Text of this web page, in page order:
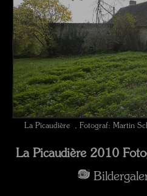
La Picaudière , Fotograf: Martin
La Picaudière 2010